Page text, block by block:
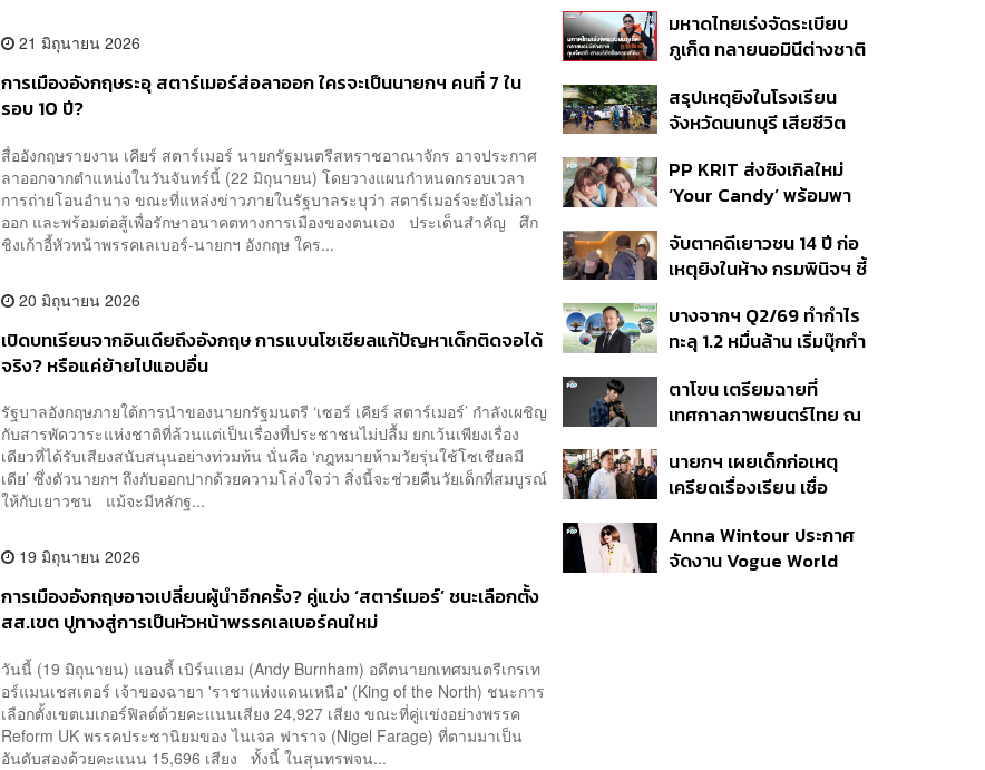
21 มิถุนายน 2026
การเมืองอังกฤษระอุ สตาร์เมอร์ส่อลาออก ใครจะเป็นนายกฯ คนที่ 7 ใน
รอบ 10 ปี?
สื่ออังกฤษรายงาน เคียร์ สตาร์เมอร์ นายกรัฐมนตรีสหราชอาณาจักร อาจประกาศ
ลาออกจากตำแหน่งในวันจันทร์นี้ (22 มิถุนายน) โดยวางแผนกำหนดกรอบเวลา
การถ่ายโอนอำนาจ ขณะที่แหล่งข่าวภายในรัฐบาลระบุว่า สตาร์เมอร์จะยังไม่ลา
ออก และพร้อมต่อสู้เพื่อรักษาอนาคตทางการเมืองของตนเอง ประเด็นสำคัญ ศึก
ชิงเก้าอี้หัวหน้าพรรคเลเบอร์-นายกฯ อังกฤษ ใคร...
20 มิถุนายน 2026
เปิดบทเรียนจากอินเดียถึงอังกฤษ การแบนโซเชียลแก้ปัญหาเด็กติดจอได้
จริง? หรือแค่ย้ายไปแอปอื่น
รัฐบาลอังกฤษภายใต้การนำของนายกรัฐมนตรี ‘เซอร์ เคียร์ สตาร์เมอร์’ กำลังเผชิญ
กับสารพัดวาระแห่งชาติที่ล้วนแต่เป็นเรื่องที่ประชาชนไม่ปลื้ม ยกเว้นเพียงเรื่อง
เดียวที่ได้รับเสียงสนับสนุนอย่างท่วมท้น นั่นคือ ‘กฎหมายห้ามวัยรุ่นใช้โซเชียลมี
เดีย’ ซึ่งตัวนายกฯ ถึงกับออกปากด้วยความโล่งใจว่า สิ่งนี้จะช่วยคืนวัยเด็กที่สมบูรณ์
ให้กับเยาวชน แม้จะมีหลักฐ...
19 มิถุนายน 2026
การเมืองอังกฤษอาจเปลี่ยนผู้นำอีกครั้ง? คู่แข่ง ‘สตาร์เมอร์’ ชนะเลือกตั้ง
สส.เขต ปูทางสู่การเป็นหัวหน้าพรรคเลเบอร์คนใหม่
วันนี้ (19 มิถุนายน) แอนดี้ เบิร์นแฮม (Andy Burnham) อดีตนายกเทศมนตรีเกรเท
อร์แมนเชสเตอร์ เจ้าของฉายา 'ราชาแห่งแดนเหนือ' (King of the North) ชนะการ
เลือกตั้งเขตเมเกอร์ฟิลด์ด้วยคะแนนเสียง 24,927 เสียง ขณะที่คู่แข่งอย่างพรรค
Reform UK พรรคประชานิยมของ ไนเจล ฟาราจ (Nigel Farage) ที่ตามมาเป็น
อันดับสองด้วยคะแนน 15,696 เสียง ทั้งนี้ ในสุนทรพจน...
นักเรียน
มหาดไทยเร่งจัดระเบียบ
ภูเก็ต ทลายนอมินีต่างชาติ
ที่ดิน เคลียร์ใบอนุญาต
โรงแรมค้าง 7 ปี
สรุปเหตุยิงในโรงเรียน
จังหวัดนนทบุรี เสียชีวิต
ปมค้นประวัติคดีกราดยิงที่
สหรัฐฯ
PP KRIT ส่งซิงเกิลใหม่
‘Your Candy’ พร้อมพา
สิกวิดีโอ
จับตาคดีเยาวชน 14 ปี ก่อ
เหตุยิงในห้าง กรมพินิจฯ ชี้
เนื่อง ประเมินปล่อยตัว
บางจากฯ Q2/69 ทำกำไร
ทะลุ 1.2 หมื่นล้าน เริ่มบุ๊กกำ
แรก หนุนรายได้ครึ่งปีทะลุ
3.2 แสนล้าน
ตาโขน เตรียมฉายที่
เทศกาลภาพยนตร์ไทย ณ
นายกฯ เผยเด็กก่อเหตุ
เครียดเรื่องเรียน เชื่อ
กระสุนอีกกว่า 30 นัด หาก
ไม่จบชีวิตตัวเองอาจสูญ
Anna Wintour ประกาศ
จัดงาน Vogue World